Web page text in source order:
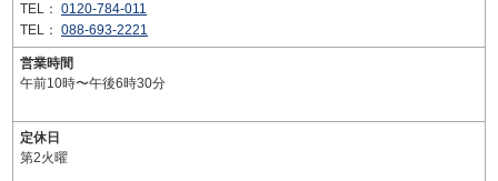
TEL： 0120-784-011
TEL： 088-693-2221
営業時間
午前10時〜午後6時30分
定休日
第2火曜